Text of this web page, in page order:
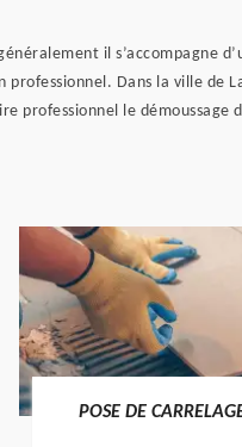
il s’accompagne
Dans la ville de
professionnel le
POSE DE